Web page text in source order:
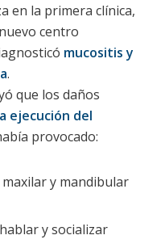
en la primera clínica,
centro
mucositis y
.
que los daños
ejecución del
provocado:
y mandibular
y socializar